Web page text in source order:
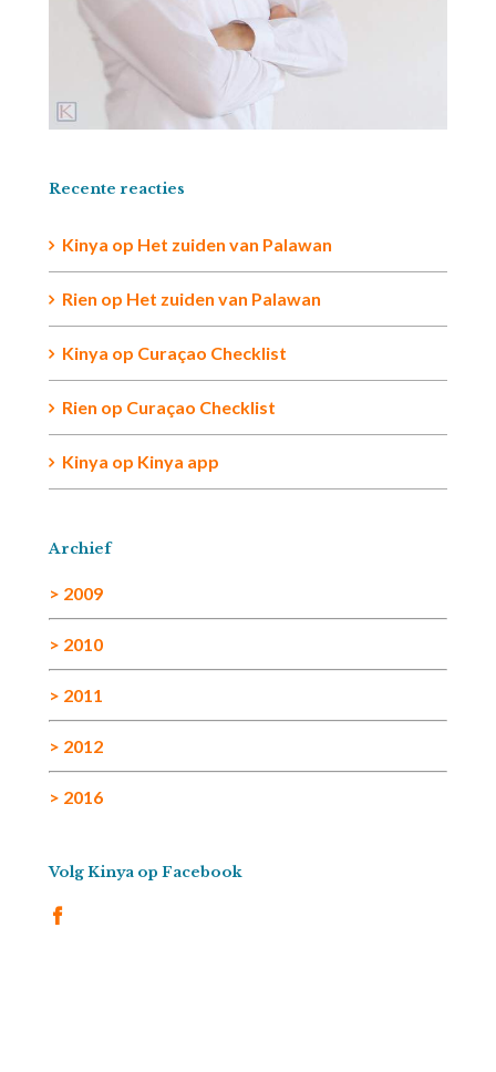
Recente reacties
Kinya op Het zuiden van Palawan
Rien op Het zuiden van Palawan
Kinya op Curaçao Checklist
Rien op Curaçao Checklist
Kinya op Kinya app
Archief
> 2009
> 2010
> 2011
> 2012
> 2016
Volg Kinya op Facebook